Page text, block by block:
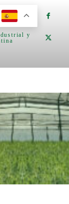
y